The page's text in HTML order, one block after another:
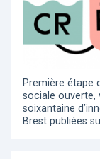
Première étape
sociale ouverte,
soixantaine
Brest publiées